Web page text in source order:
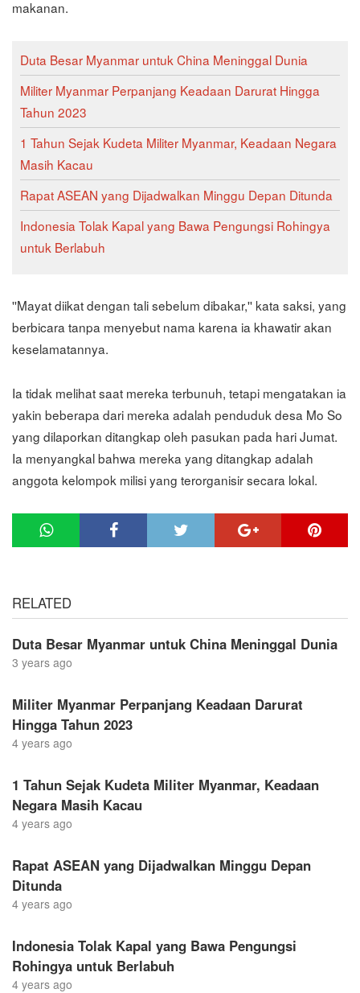
makanan.
Duta Besar Myanmar untuk China Meninggal Dunia
Militer Myanmar Perpanjang Keadaan Darurat Hingga
Tahun 2023
1 Tahun Sejak Kudeta Militer Myanmar, Keadaan Negara
Masih Kacau
Rapat ASEAN yang Dijadwalkan Minggu Depan Ditunda
Indonesia Tolak Kapal yang Bawa Pengungsi Rohingya
untuk Berlabuh
''Mayat diikat dengan tali sebelum dibakar,'' kata saksi, yang
berbicara tanpa menyebut nama karena ia khawatir akan
keselamatannya.
Ia tidak melihat saat mereka terbunuh, tetapi mengatakan ia
yakin beberapa dari mereka adalah penduduk desa Mo So
yang dilaporkan ditangkap oleh pasukan pada hari Jumat.
Ia menyangkal bahwa mereka yang ditangkap adalah
anggota kelompok milisi yang terorganisir secara lokal.
RELATED
Duta Besar Myanmar untuk China Meninggal Dunia
3 years ago
Militer Myanmar Perpanjang Keadaan Darurat
Hingga Tahun 2023
4 years ago
1 Tahun Sejak Kudeta Militer Myanmar, Keadaan
Negara Masih Kacau
4 years ago
Rapat ASEAN yang Dijadwalkan Minggu Depan
Ditunda
4 years ago
Indonesia Tolak Kapal yang Bawa Pengungsi
Rohingya untuk Berlabuh
4 years ago